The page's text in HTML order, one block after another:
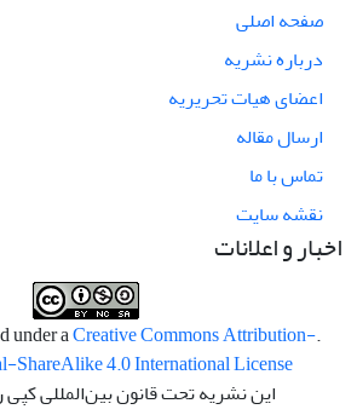
صفحه اصلی
درباره نشریه
اعضای هیات تحریریه
ارسال مقاله
تماس با ما
نقشه سایت
اخبار و اعلانات
.This work is licensed under a
Creative Commons Attribution-
ShareAlike 4.0 International License
این نشریه تحت قانون بین‌المللی